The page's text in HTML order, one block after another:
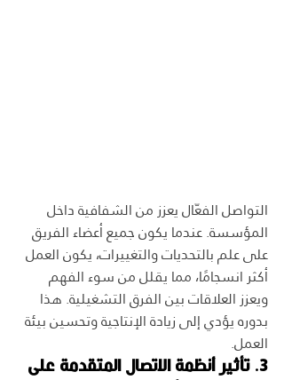
التواصل الفعّال يعزز من الشفافية داخل
المؤسسة. عندما يكون جميع أعضاء الفريق
على علم بالتحديات والتغييرات، يكون العمل
أكثر انسجامًا، مما يقلل من سوء الفهم
ويعزز العلاقات بين الفرق التشغيلية. هذا
بدوره يؤدي إلى زيادة الإنتاجية وتحسين بيئة
العمل.
3. تأثير أنظمة الاتصال المتقدمة على